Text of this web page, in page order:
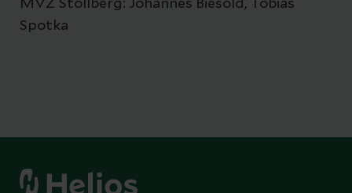
MVZ Stollberg: Johannes Biesold, Tobias
Spotka